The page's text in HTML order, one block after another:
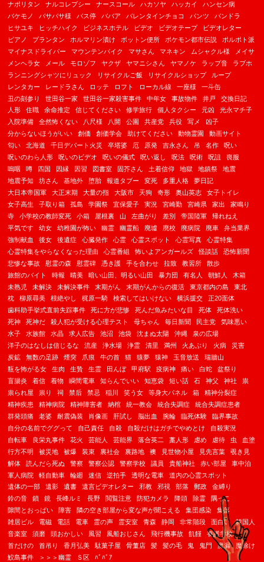
ナポリタン
ナルコレプシー ナースコール ハカソヤ ハッカイ
ハンセン病
バケモノ
バサバサ様 バス停 ババア バレンタインチョコ パンツ
パンドラ
ヒサユキ
ヒッチハイク ビジネスホテル ビデオ ビデオテープ
ビデオレター
ピアノ
プランタン ホルマリン漬け ボットン便所 ポケモン都市伝説
ポルポト派
マイナスドライバー
マウンテンバイク マサさん マネキン ムシャクル様
メイサ
メンヘラ女
メール モロゾフ ヤクザ ヤマニシさん ヤマノケ ラップ音
ラブホ
ランニングシャツにリュック
リサイクルご飯 リサイクルショップ
ループ
レンタカー
レードラさん ロッテ ロフト ローカル線 一座様
一斗缶
丑の刻参り
世田谷一家 世田谷一家殺害事件 中年女 事故物件 井戸
交換日記
人形
住職 余命推定 信じてください 修学旅行 個人タクシー 元凶
光永マチ子
入院準備
全然怖くない 八尺様 八開 公園 共産党 兵役 写メ
凶子
分からないほうがいい
創価 創価学会 助けてください 動物霊園
動画サイト
匂い
北海道 千日デパート火災 卒塔婆 厄 原発 吉永さん 吊 名作
呪い
呪いのわら人形
呪いのビデオ 呪いの儀式 呪い返し 呪法 呪術 呪詛
喪服
嗚咽
噂 四国 因縁 因習 図書室 固芥さん 土着信仰 地獄 地鎮祭
地震
地震予知
坊さん 基地外 堕胎 報道タブー 変死 多重人格
夢日記
大日本帝国軍
大正末期 大量の指 大阪市 天狗 奇形 奥山英志
女子トイレ
女子高生
子取り箱 孤島 学園祭 宜保愛子 実況 宮崎勤 宮崎県 家出
家鳴り
寺
小学校の教師変死 小箱 屋根裏 山 左曲がり 差別 帝国陸軍
帰れねえ
平気です
幼女 幼稚園が怖い 幽霊 幽霊船 廃墟 廃校 廃病院 廃車
弁当業界
強制献血
後女 後遺症 心臓発作 心霊 心霊スポット 心霊写真
心霊特集
心霊特集をやらなくなった理由
心霊番組 怖いよアンガールズ 怪談話
恐怖新聞
悲惨な事故
慰霊の森 慰霊碑 憑き護 手を合わせ 拉致 教習所
散歩
旅館のバイト
時報 晴美 暗い山田、明るい山田 暴力団 有名人 朝鮮人
木箱
未熟児
未解決 未解決事件 末期がん 末期がんからの復活 東京都内の島
東北
枕
柳原尋美 根絶やし 梶原一騎 検索してはいけない 横浜援交
正20面体
歯科助手挙式直前失踪事件
死に方が悲惨 死んだ魚みたいな目 死体
死体洗い
死神
死神だ 殺人犯が受ける心理テスト 母ちゃん 毎日新聞 民主党
気味悪い
水子
水族館 水晶 求人広告 池沼 池袋 沈まぬ太陽 沖縄
泉の広場
洋子のはなしは信じるな
流産 浄水場 浄霊 清里 満州 火あぶり 火病
災害
炭鉱
無数の足跡 煙突 爪痕 牛の首 猫 猿夢 猿神 玉音放送
瑞牆山
瓶を怖がる女
生肉 生贄 生霊 田んぼ 甲府駅 疫病神 痛い 白蛇
盆祭り
盲腸炎
着信 着物 瞬間電車 知らんでいい 知恵袋 短い話 石 神父 神社
祟
祟られ屋
祟り 祠 禁后 禁忌 稲川 笑う女 等身大パネル 箱
精神分裂症
精神疾患
精神病院 精神障害者 納棺 統一教会 統合失調症
統合失調症患者
群発頭痛
老婆 耐震偽装 肖像画 肝試し 脳出血 腕輪 臨死体験
臨界事故
自分の名前でググって
自己責任 自殺 自殺だけはガチでやめとけ
自殺実況
自転車
良栄丸事件 花火 芸能人 芸能界 落合英二 藁人形 虐め 虐待 虫
血塗
行方不明
被災地 被爆 装束 裏社会 裏路地 襖 見世物小屋 見先言葉
覗き見
解体
読んだら死ぬ 警察 警察公認 警察学校 議員 貴船神社 赤い部屋
車中泊
軍人病院
軽自動車 輪廻 迷信 逆拍手 透明な電車
道内の心霊スポット
遺体の一部
遺影 遺書 遺言ビデオレター 邪教 邪視 部落 郵政
金縛り
鈴の音
鎖 鏡 長峰ルミ 長野 閲覧注意 防犯カメラ 降頭 除霊
隅っこ
隙間とおっぱい
障害 隣の空き部屋から変な声が聞こえる 集団感染
集落
雑居ビル
電磁 電話 電車 霊の声 霊安室 青森 静岡 非常階段 面白い
韓国人
音楽室
須磨 頭おかしい 風習 風船おじさん 飛行機事故 飢饉
養護学校
首だけの
首吊り 香月弘美 駄菓子屋 骨董店 髪 髪の毛 鬼 鬼門 魔漏
魔除け
鮫島事件
＞＞＞幽霊 Ｓ区 ﾊﾞﾊﾞｱ